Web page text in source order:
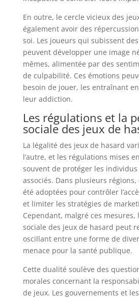
En outre, le cercle vicieux des
également avoir des
soi. Les joueurs qui subissent
peuvent développer une image
mêmes, alimentée par des
de culpabilité. Ces émotions
besoin de jouer, les entraînant
leur addiction.
Les régulations et la
sociale des jeux de
La légalité des jeux de hasard
l’autre, et les régulations mises
souvent de protéger les
associés. Dans plusieurs
été adoptées pour contrôler
et limiter les stratégies de
Cependant, malgré ces mesures,
sociale des jeux de hasard peut
oscillant entre une forme de
menace pour la santé publique.
Cette dualité soulève des
morales concernant la
de jeux. Les gouvernements et